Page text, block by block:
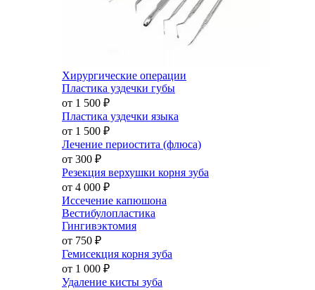
Хирургические операции
Пластика уздечки губы
от 1 500 ₽
Пластика уздечки языка
от 1 500 ₽
Лечение периостита (флюса)
от 300 ₽
Резекция верхушки корня зуба
от 4 000 ₽
Иссечение капюшона
Вестибулопластика
Гингивэктомия
от 750 ₽
Гемисекция корня зуба
от 1 000 ₽
Удаление кисты зуба